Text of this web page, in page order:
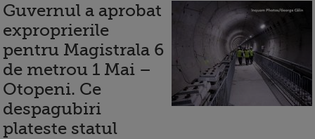
Guvernul a aprobat
exproprierile
pentru Magistrala 6
de metrou 1 Mai –
Otopeni. Ce
despagubiri
plateste statul